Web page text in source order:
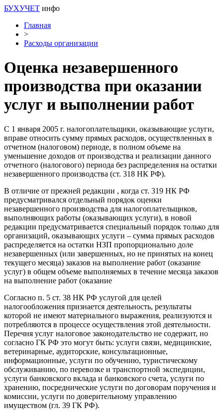
БУХУЧЕТ инфо
Главная
>
Расходы организации
Оценка незавершенного
производства при оказании
услуг и выполнении работ
С 1 января 2005 г. налогоплательщики, оказывающие услуги,
вправе относить сумму прямых расходов, осуществленных в
отчетном (налоговом) периоде, в полном объеме на
уменьшение доходов от производства и реализации данного
отчетного (налогового) периода без распределения на остатки
незавершенного производства (ст. 318 НК РФ).
В отличие от прежней редакции , когда ст. 319 НК РФ
предусматривался отдельный порядок оценки
незавершенного производства для налогоплательщиков,
выполняющих работы (оказывающих услуги), в новой
редакции предусматривается специальный порядок только для
организаций, оказывающих услуги – сумма прямых расходов
распределяется на остатки НЗП пропорционально доле
незавершенных (или завершенных, но не принятых на конец
текущего месяца) заказов на выполнение работ (оказание
услуг) в общем объеме выполняемых в течение месяца заказов
на выполнение работ (оказание
Согласно п. 5 ст. 38 НК РФ услугой для целей
налогообложения признается деятельность, результаты
которой не имеют материального выражения, реализуются и
потребляются в процессе осуществления этой деятельности.
Перечня услуг налоговое законодательство не содержит, но
согласно ГК РФ это могут быть: услуги связи, медицинские,
ветеринарные, аудиторские, консультационные,
информационные, услуги по обучению, туристическому
обслуживанию, по перевозке и транспортной экспедиции,
услуги банковского вклада и банковского счета, услуги по
хранению, посреднические услуги по договорам поручения и
комиссии, услуги по доверительному управлению
имуществом (гл. 39 ГК РФ).